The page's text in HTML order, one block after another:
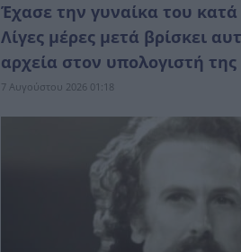
Έχασε την γυναίκα του κατά
Λίγες μέρες μετά βρίσκει
αρχεία στον υπολογιστή της
7 Αυγούστου 2026 01:18